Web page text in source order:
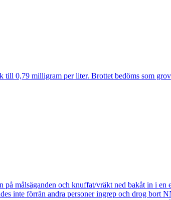
0,79 milligram per liter. Brottet bedöms som
målsäganden och knuffat/vräkt ned bakåt in i en
inte förrän andra personer ingrep och drog bort